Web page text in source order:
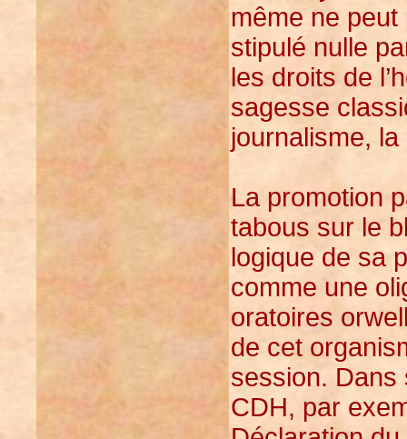
même ne peut
stipulé nulle
les droits de
sagesse
journalisme, la
La promotion
tabous sur le
logique de sa
comme une
oratoires
de cet
session. Dans
CDH, par